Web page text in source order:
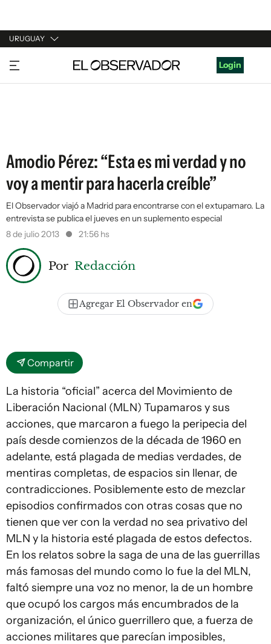
URUGUAY
URUGUAY
ARGENTINA
Login
Amodio Pérez: “Esta es mi verdad y no
voy a mentir para hacerla creíble”
El Observador viajó a Madrid para encontrarse con el extupamaro. La
entrevista se publica el jueves en un suplemento especial
8 de julio 2013
21:56 hs
Por Redacción
Agregar El Observador en
Compartir
La historia “oficial” acerca del Movimiento de
Liberación Nacional (MLN) Tupamaros y sus
acciones, que marcaron a fuego la peripecia del
país desde comienzos de la década de 1960 en
adelante, está plagada de medias verdades, de
mentiras completas, de espacios sin llenar, de
contradicciones. Posiblemente esto de mezclar
episodios confirmados con otras cosas que no
tienen que ver con la verdad no sea privativo del
MLN y la historia esté plagada de estos defectos.
En los relatos sobre la saga de una de las guerrillas
más famosas del mundo como lo fue la del MLN,
faltó siempre una voz no menor, la de un hombre
que ocupó los cargos más encumbrados de la
organización, el único guerrillero que, a fuerza de
acciones militares que parecían imposibles,